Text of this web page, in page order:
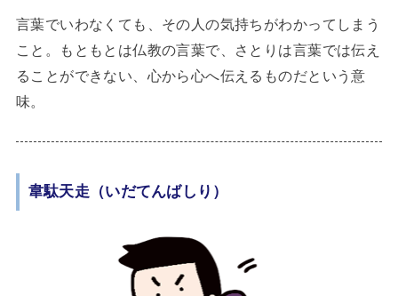
言葉でいわなくても、その人の気持ちがわかってしまう
こと。もともとは仏教の言葉で、さとりは言葉では伝え
ることができない、心から心へ伝えるものだという意
味。
韋駄天走（いだてんばしり）